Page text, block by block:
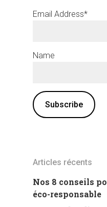
Email Address*
Name
Articles récents
Nos 8 conseils
éco-responsable